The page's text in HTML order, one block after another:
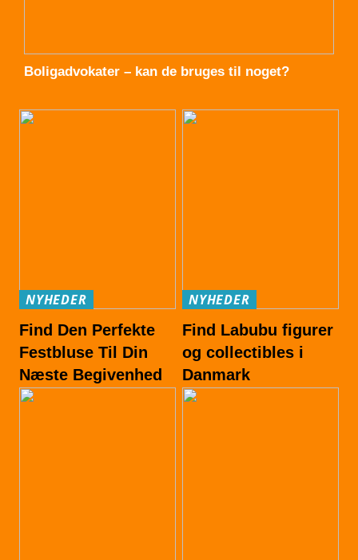
Boligadvokater – kan de bruges til noget?
NYHEDER
Find Den Perfekte
Festbluse Til Din
Næste Begivenhed
NYHEDER
Find Labubu figurer
og collectibles i
Danmark